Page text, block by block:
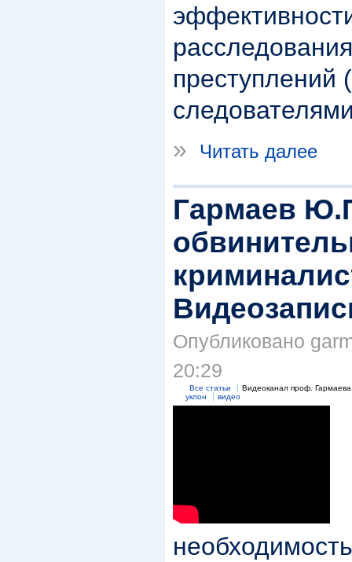
преступлений
»
Читать далее
Гармаев
Опубликовано
20:29
Все статьи
Видеоканал проф. Гармаева
уклон
видео